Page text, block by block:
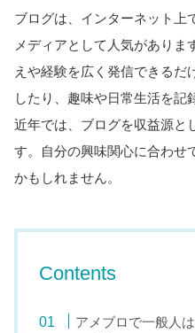
ブログは、インターネット上
メディアとして人気があり
えや経験を広く発信できるだ
したり、趣味や日常生活を記
近年では、ブログを収益源と
す。自分の興味関心に合わせ
かもしれません。
Contents
アメブロで一般人